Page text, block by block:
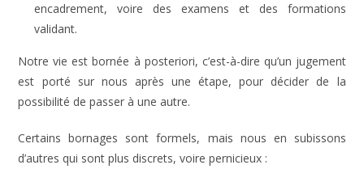
encadrement, voire des examens et des formations
validant.
Notre vie est bornée à posteriori, c’est-à-dire qu’un jugement
est porté sur nous après une étape, pour décider de la
possibilité de passer à une autre.
Certains bornages sont formels, mais nous en subissons
d’autres qui sont plus discrets, voire pernicieux :